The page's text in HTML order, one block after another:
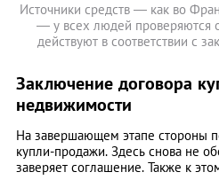
Источники средств — как во
— у всех людей проверяются
действуют в соответствии с
Заключение договора
недвижимости
На завершающем этапе стороны
купли-продажи. Здесь снова не
заверяет соглашение. Также к